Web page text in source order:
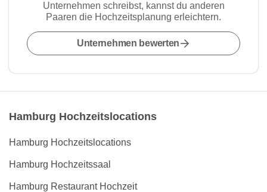
Unternehmen schreibst, kannst du anderen
Paaren die Hochzeitsplanung erleichtern.
Unternehmen bewerten
Hamburg Hochzeitslocations
Hamburg Hochzeitslocations
Hamburg Hochzeitssaal
Hamburg Restaurant Hochzeit